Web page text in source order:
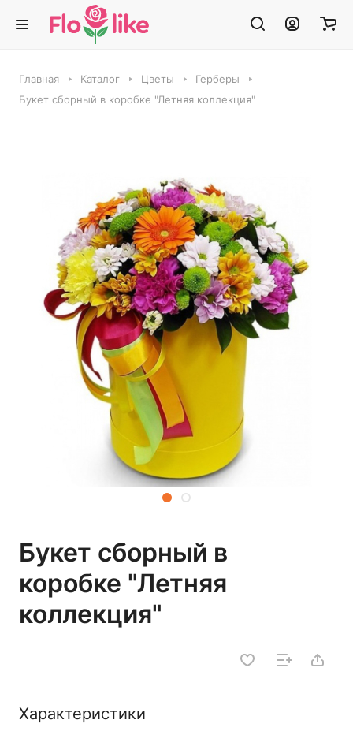
Главная Каталог Цветы
Герберы
Букет сборный в коробке "Летняя коллекция"
Букет сборный в
коробке "Летняя
коллекция"
Характеристики